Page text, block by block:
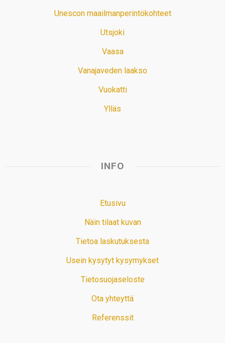
Unescon maailmanperintökohteet
Utsjoki
Vaasa
Vanajaveden laakso
Vuokatti
Ylläs
INFO
Etusivu
Näin tilaat kuvan
Tietoa laskutuksesta
Usein kysytyt kysymykset
Tietosuojaseloste
Ota yhteyttä
Referenssit